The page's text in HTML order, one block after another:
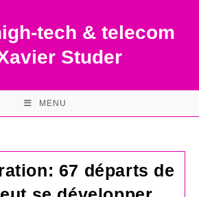
tech & telecom
Studer
MENU
67 départs de